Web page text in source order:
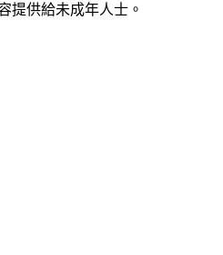
提供給未成年人士。